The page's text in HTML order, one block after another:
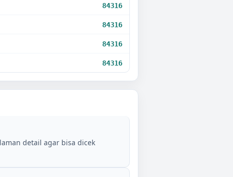
84316
84316
84316
84316
detail agar bisa dicek